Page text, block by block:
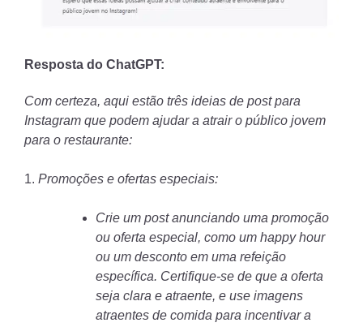
Resposta do ChatGPT:
Com certeza, aqui estão três ideias de post para
Instagram que podem ajudar a atrair o público jovem
para o restaurante:
1. Promoções e ofertas especiais:
Crie um post anunciando uma promoção
ou oferta especial, como um happy hour
ou um desconto em uma refeição
específica. Certifique-se de que a oferta
seja clara e atraente, e use imagens
atraentes de comida para incentivar a